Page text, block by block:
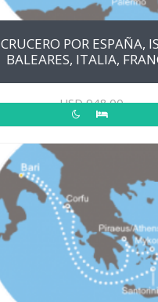
CRUCERO POR ESPAÑA,
BALEARES, ITALIA,
USD948.00